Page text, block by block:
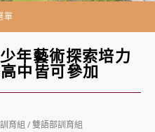
單
年藝術探索培力
中皆可參加
訓育組 /雙語部訓育組